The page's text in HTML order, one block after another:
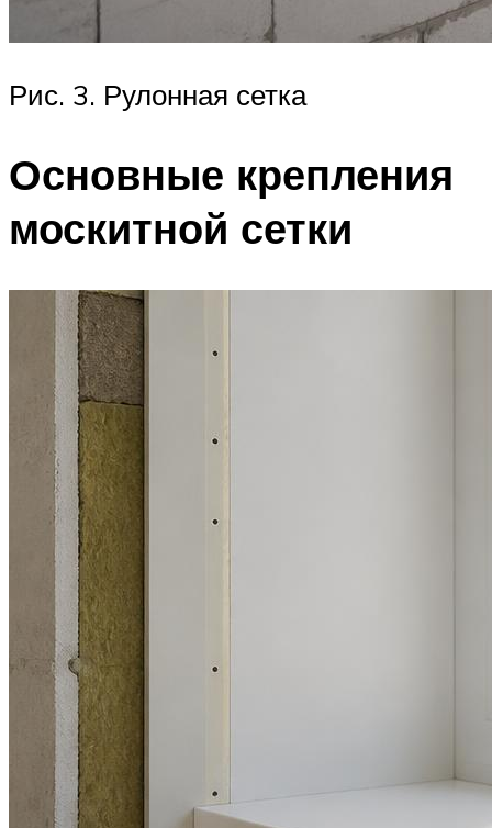
Рис. 3. Рулонная сетка
Основные крепления
москитной сетки